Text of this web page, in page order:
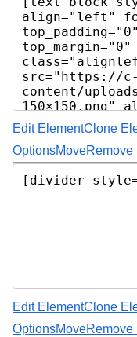
Edit ElementClone
OptionsMoveRemove
Edit ElementClone
OptionsMoveRemove